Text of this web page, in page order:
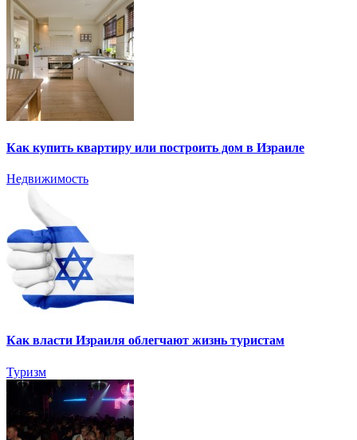
Как купить квартиру или построить дом в Израиле
Недвижимость
Как власти Израиля облегчают жизнь туристам
Туризм